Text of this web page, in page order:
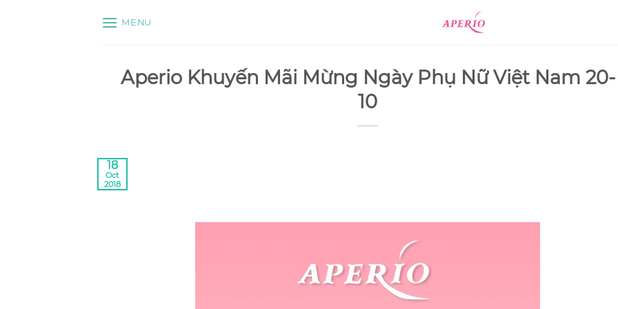
MENU
Aperio Khuyến Mãi Mừng Ngày Phụ Nữ Việt Nam 20-
10
18
Oct
2018